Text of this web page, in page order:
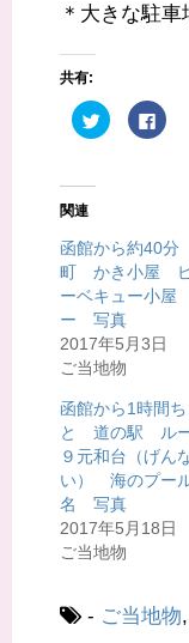
＊大きな駐車
共有:
ク
リ
t
t
e
で
共
有
(
新
し
ウ
ィ
ン
ド
ウ
で
開
き
ま
す
)
F
a
共
有
す
る
に
リ
て
く
だ
さ
い
(
い
ウ
で
開
関連
函館から約40
町 かき小屋
ーベキュー小屋
ー 写真
2017年5月3日
ご当地物
函館から1時間ち
と 道の駅 ルー
９元和台（げん
い） 海のプー
名 写真
2017年5月18日
ご当地物
- ご当地物,